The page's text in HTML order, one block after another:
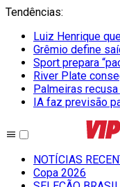
Tendências:
Luiz Henrique
Grêmio define
Sport prepara
River Plate
Palmeiras
IA faz previsão
NOTÍCIAS
Copa 2026